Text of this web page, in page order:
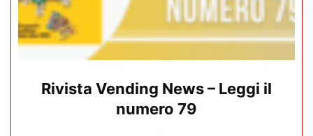
Rivista Vending News – Leggi il
numero 79